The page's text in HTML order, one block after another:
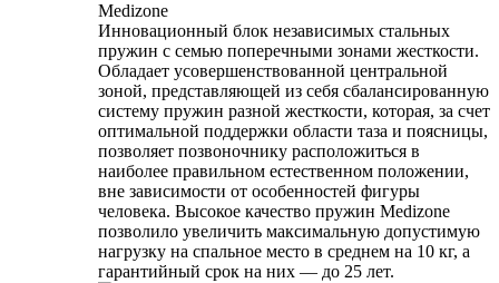
Medizone
Инновационный блок независимых стальных
пружин с семью поперечными зонами жесткости.
Обладает усовершенствованной центральной
зоной, представляющей из себя сбалансированную
систему пружин разной жесткости, которая, за счет
оптимальной поддержки области таза и поясницы,
позволяет позвоночнику расположиться в
наиболее правильном естественном положении,
вне зависимости от особенностей фигуры
человека. Высокое качество пружин Medizone
позволило увеличить максимальную допустимую
нагрузку на спальное место в среднем на 10 кг, а
гарантийный срок на них — до 25 лет.